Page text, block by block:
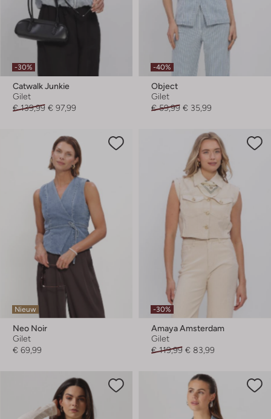
-30%
Catwalk Junkie
Gilet
€ 139,99 € 97,99
-40%
Object
Gilet
€ 59,99 € 35,99
Nieuw
Neo Noir
Gilet
€ 69,99
-30%
Amaya Amsterdam
Gilet
€ 119,99 € 83,99